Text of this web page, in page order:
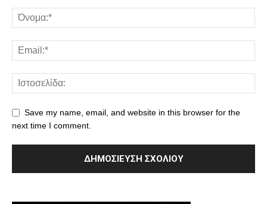
Save my name, email, and website in this browser for the
next time I comment.